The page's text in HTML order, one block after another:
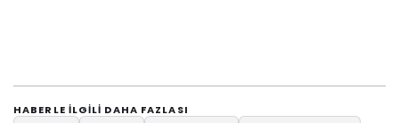
HABERLE ILGILI DAHA FAZLASI